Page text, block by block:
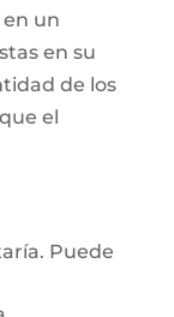
un
en su
de los
el
Puede